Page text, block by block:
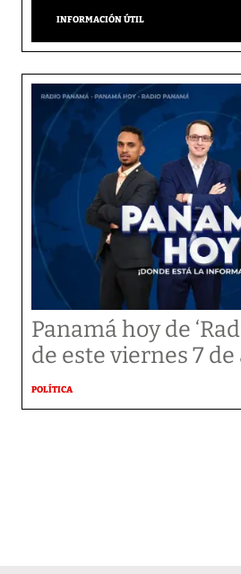
INFORMACIÓN ÚTIL
Panamá hoy de
de este viernes 7 de
POLÍTICA